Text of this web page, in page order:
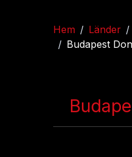
Hem Länder
Budapest